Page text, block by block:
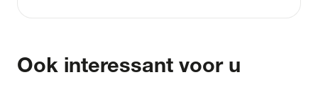
Ook interessant voor u